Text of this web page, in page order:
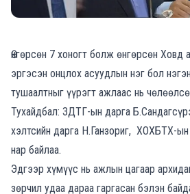
Өнгөрсөн 7 хоногт болж өнгөрсөн
эргэсэн онцлох асуудлын нэг бол
тушаалтныг үүрэгт ажлаас нь
Тухайдбал: ЗДТГ-ын дарга
хэлтсийн дарга Н.Ганзориг, ХОХБТХ-
нар байлаа.
Эдгээр хүмүүс нь ажлын цагаар
зөрчил удаа дараа гаргасан бэлэн